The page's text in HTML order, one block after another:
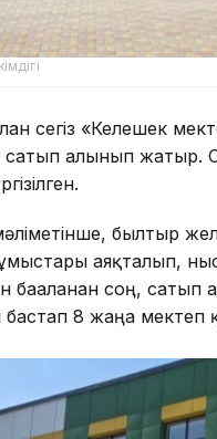
сегіз «Келешек
алынып жатыр.
былтыр
аяқталып,
соң, сатып
8 жаңа мектеп